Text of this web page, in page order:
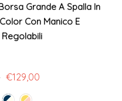
Grande A Spalla In
Con Manico E
€129,00